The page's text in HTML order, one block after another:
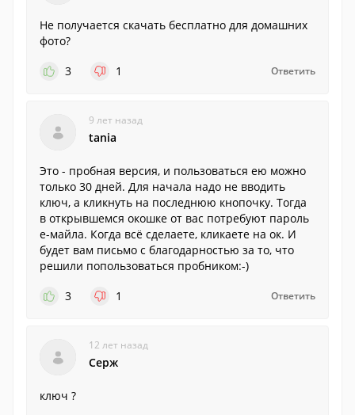
Не получается скачать бесплатно для домашних
фото?
3
1 Ответить
9 лет назад
tania
Это - пробная версия, и пользоваться ею можно
только 30 дней. Для начала надо не вводить
ключ, а кликнуть на последнюю кнопочку. Тогда
в открывшемся окошке от вас потребуют пароль
е-майла. Когда всё сделаете, кликаете на ок. И
будет вам письмо с благодарностью за то, что
решили попользоваться пробником:-)
3
1 Ответить
12 лет назад
Серж
ключ ?